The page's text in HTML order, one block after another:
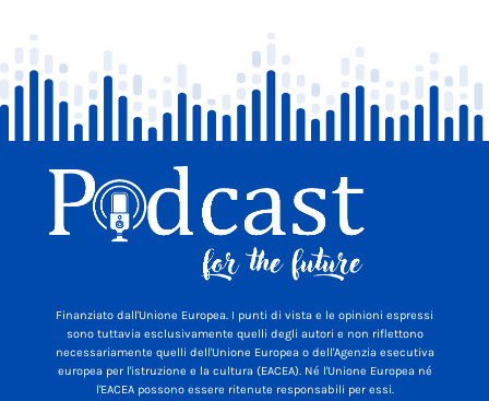
Finanziato dall'Unione Europea. I punti di vista e le opinioni espressi
sono tuttavia esclusivamente quelli degli autori e non riflettono
necessariamente quelli dell'Unione Europea o dell'Agenzia esecutiva
europea per l'istruzione e la cultura (EACEA). Né l'Unione Europea né
l'EACEA possono essere ritenute responsabili per essi.